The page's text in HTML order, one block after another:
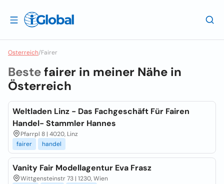
Osterreich/Fairer
Bestefairer in meiner Nähe in
Österreich
Weltladen Linz - Das Fachgeschäft Für Fairen
Handel- Stammler Hannes
Pfarrpl 8 | 4020, Linz
fairer
handel
Vanity Fair Modellagentur Eva Frasz
Wittgensteinstr 73 | 1230, Wien